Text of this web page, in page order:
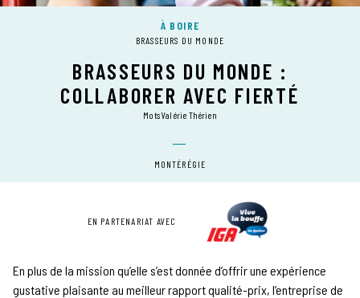
À BOIRE
BRASSEURS DU MONDE
BRASSEURS DU MONDE :
COLLABORER AVEC FIERTÉ
mots Valérie Thérien
MONTÉRÉGIE
EN PARTENARIAT AVEC
En plus de la mission qu’elle s’est donnée d’offrir une expérience
gustative plaisante au meilleur rapport qualité-prix, l’entreprise de